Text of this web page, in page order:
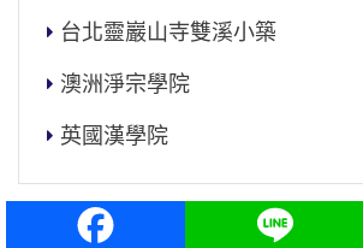
台北靈巖山寺雙溪小築
澳洲淨宗學院
英國漢學院